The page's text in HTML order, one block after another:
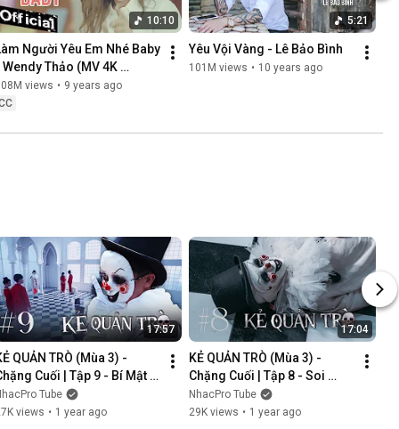
10:10
Người Yêu Em Nhé Baby
Wendy Thảo (MV 4K
views • 9 years ago
5:21
Yêu Vội Vàng - Lê Bảo Bình
101M views • 10 years ago
17:57
QUẢN TRÒ (Mùa 3) -
Cuối | Tập 9 - Bí Mật
| GAME CUNG HOÀNG
|| Web Drama 2025
Tube
views • 1 year ago
17:04
KẺ QUẢN TRÒ (Mùa 3) -
Chặng Cuối | Tập 8 - Soi
Cung | GAME CUNG HOÀNG
ĐẠO || Web Drama 2025
NhacPro Tube
29K views • 1 year ago